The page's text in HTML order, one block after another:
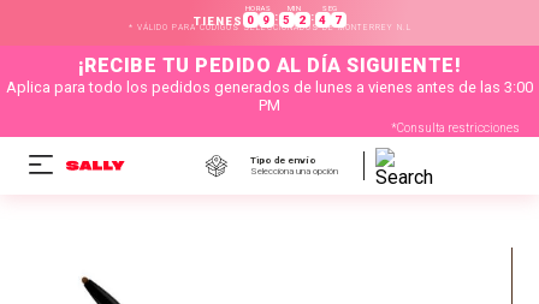
TIENES
HORAS
0 9 :
MIN
5 2 :
SEG
4 7
* VÁLIDO PARA CÓDIGOS SELECCIONADOS DE MONTERREY N.L
¡RECIBE TU PEDIDO AL DÍA SIGUIENTE!
Aplica para todo los pedidos generados de lunes a vienes antes de las 3:00
PM
*Consulta restricciones
Tipo de envío
Selecciona una opción